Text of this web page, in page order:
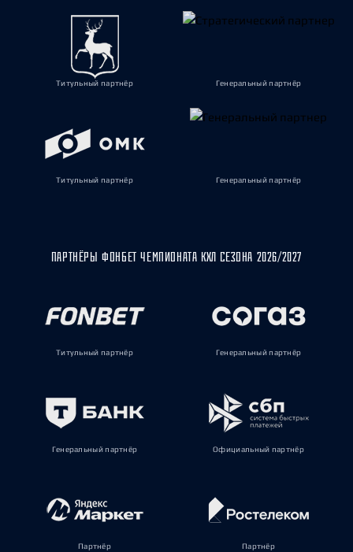
Титульный партнёр Генеральный партнёр
Титульный партнёр Генеральный партнёр
ПАРТНЁРЫ ФОНБЕТ ЧЕМПИОНАТА КХЛ СЕЗОНА 2026/2027
Титульный партнёр Генеральный партнёр
Генеральный партнёр Официальный партнёр
Партнёр Партнёр